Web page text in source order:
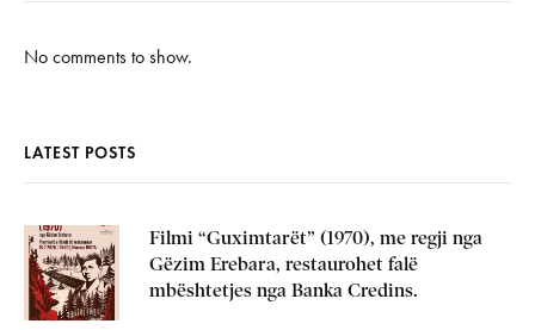
No comments to show.
LATEST POSTS
Filmi “Guximtarët” (1970), me regji nga
Gëzim Erebara, restaurohet falë
mbështetjes nga Banka Credins.